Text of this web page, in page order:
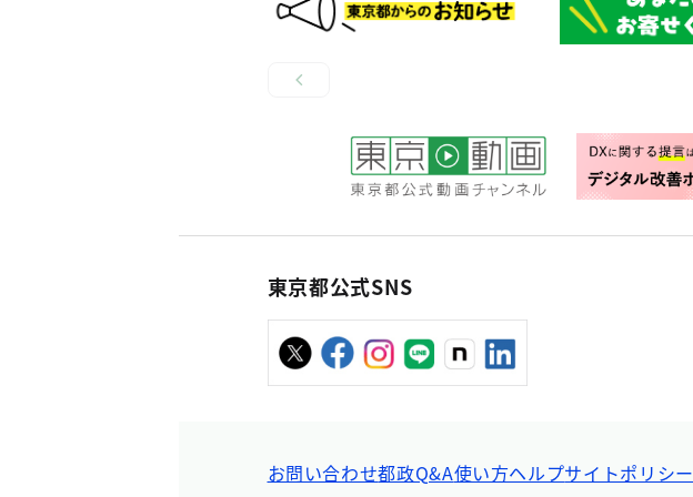
東京都公式SNS
お問い合わせ都政Q&A使い方ヘルプサイトポリシー